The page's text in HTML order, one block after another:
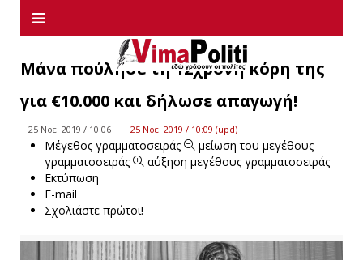
Μάνα πούλησε τη 12χρονη κόρη της
για €10.000 και δήλωσε απαγωγή!
25 Νοε. 2019 / 10:06 25 Νοε. 2019 / 10:09 (upd)
Μέγεθος γραμματοσειράς
μείωση του μεγέθους
γραμματοσειράς
αύξηση μεγέθους γραμματοσειράς
Εκτύπωση
E-mail
Σχολιάστε πρώτοι!